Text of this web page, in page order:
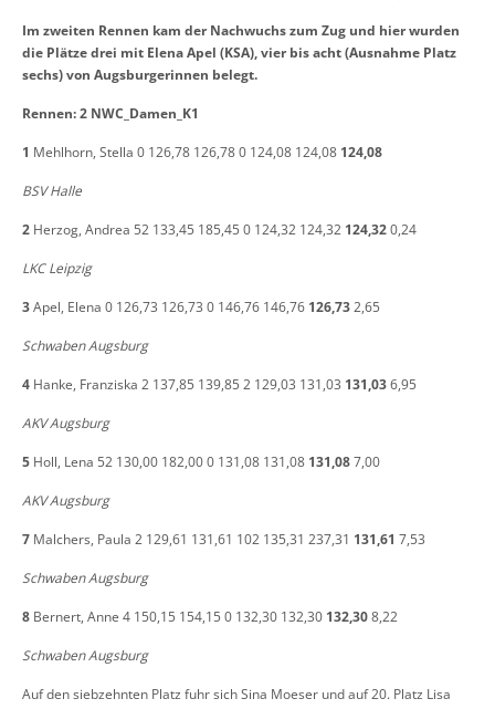
Im zweiten Rennen kam der Nachwuchs zum Zug und hier wurden
die Plätze drei mit Elena Apel (KSA), vier bis acht (Ausnahme Platz
sechs) von Augsburgerinnen belegt.
Rennen: 2 NWC_Damen_K1
1 Mehlhorn, Stella 0 126,78 126,78 0 124,08 124,08 124,08
BSV Halle
2 Herzog, Andrea 52 133,45 185,45 0 124,32 124,32 124,320,24
LKC Leipzig
3Apel, Elena 0 126,73 126,73 0 146,76 146,76 126,732,65
Schwaben Augsburg
4 Hanke, Franziska 2 137,85 139,85 2 129,03 131,03 131,036,95
AKV Augsburg
5 Holl, Lena 52 130,00 182,00 0 131,08 131,08 131,087,00
AKV Augsburg
7 Malchers, Paula 2 129,61 131,61 102 135,31 237,31 131,61 7,53
Schwaben Augsburg
8 Bernert, Anne 4 150,15 154,15 0 132,30 132,30 132,308,22
Schwaben Augsburg
Auf den siebzehnten Platz fuhr sich Sina Moeser und auf 20. Platz Lisa